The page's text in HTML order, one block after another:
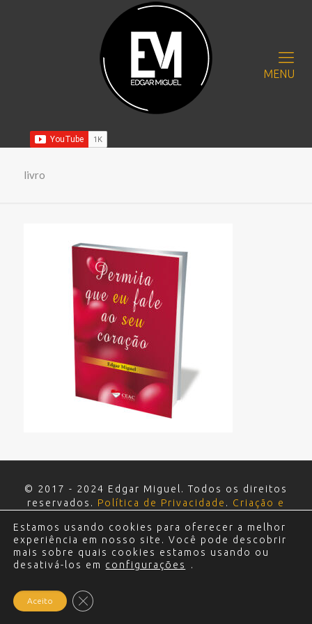
MENU
livro
© 2017 - 2024 Edgar Miguel. Todos os direitos
reservados. Política de Privacidade . Criação e
Estamos usando cookies para oferecer a melhor
experiência em nosso site. Você pode descobrir
mais sobre quais cookies estamos usando ou
desativá-los em configurações .
Aceito Close GDPR Cookie Banner